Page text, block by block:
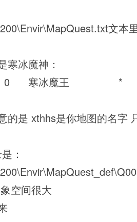
文本
寒冰魔神：
0 寒冰魔王
的是 xthhs是你地图的名字
：
空间很大